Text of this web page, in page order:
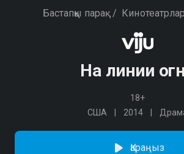
Бастапқы парақ / Кинотеатрлар
На линии
18+
США
2014
Қараңыз